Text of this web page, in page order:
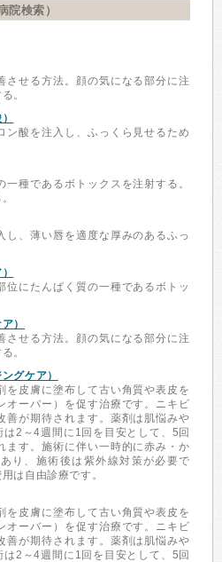
院検索）
させる方法。顔の気になる部分に注
。
ン酸を注入し、ふっくら見せるため
種であるボトックスを注射する。
し、薄い唇を適度な厚みのあるふっ
位にたんぱく質の一種であるボトッ
）
させる方法。顔の気になる部分に注
。
グケア）
を皮膚に塗布して古い角質や表皮を
オーバー）を促す治療です。ニキビ
善が期待されます。薬剤は肌悩みや
2～4週間に1回を目安として、5回
ます。施術に伴い一時的に赤み・か
り、施術後は紫外線対策が必要で
は自由診療です。
を皮膚に塗布して古い角質や表皮を
オーバー）を促す治療です。ニキビ
善が期待されます。薬剤は肌悩みや
2～4週間に1回を目安として、5回